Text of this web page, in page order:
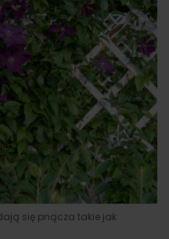
się pnącza takie jak